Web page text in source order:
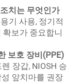
치는 무엇인가
기 사용, 정기적
확보가 중요합니
보호 장비(PPE)
장갑, NIOSH 승
앞치마를 권장